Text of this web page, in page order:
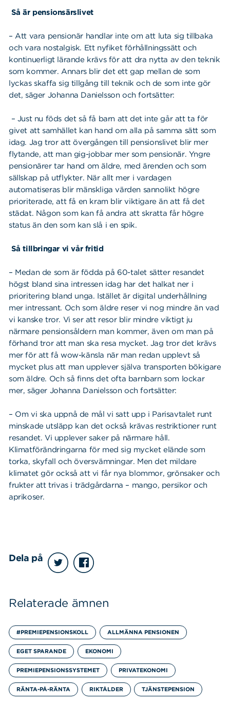
Så är pensionsärslivet
– Att vara pensionär handlar inte om att luta sig tillbaka
och vara nostalgisk. Ett nyfiket förhållningssätt och
kontinuerligt lärande krävs för att dra nytta av den teknik
som kommer. Annars blir det ett gap mellan de som
lyckas skaffa sig tillgång till teknik och de som inte gör
det, säger Johanna Danielsson och fortsätter:
– Just nu föds det så få barn att det inte går att ta för
givet att samhället kan hand om alla på samma sätt som
idag. Jag tror att övergången till pensionslivet blir mer
flytande, att man gig-jobbar mer som pensionär. Yngre
pensionärer tar hand om äldre, med ärenden och som
sällskap på utflykter. När allt mer i vardagen
automatiseras blir mänskliga värden sannolikt högre
prioriterade, att få en kram blir viktigare än att få det
städat. Någon som kan få andra att skratta får högre
status än den som kan slå i en spik.
Så tillbringar vi vår fritid
– Medan de som är födda på 60-talet sätter resandet
högst bland sina intressen idag har det halkat ner i
prioritering bland unga. Istället är digital underhållning
mer intressant. Och som äldre reser vi nog mindre än vad
vi kanske tror. Vi ser att resor blir mindre viktigt ju
närmare pensionsåldern man kommer, även om man på
förhand tror att man ska resa mycket. Jag tror det krävs
mer för att få wow-känsla när man redan upplevt så
mycket plus att man upplever själva transporten bökigare
som äldre. Och så finns det ofta barnbarn som lockar
mer, säger Johanna Danielsson och fortsätter:
– Om vi ska uppnå de mål vi satt upp i Parisavtalet runt
minskade utsläpp kan det också krävas restriktioner runt
resandet. Vi upplever saker på närmare håll.
Klimatförändringarna för med sig mycket elände som
torka, skyfall och översvämningar. Men det mildare
klimatet gör också att vi får nya blommor, grönsaker och
frukter att trivas i trädgårdarna – mango, persikor och
aprikoser.
Dela på
Relaterade ämnen
#PREMIEPENSIONSKOLL ALLMÄNNA PENSIONEN
EGET SPARANDE EKONOMI
PREMIEPENSIONSSYSTEMET PRIVATEKONOMI
RÄNTA-PÅ-RÄNTA RIKTÅLDER TJÄNSTEPENSION